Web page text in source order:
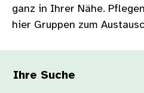
ganz in Ihrer Nähe.
hier Gruppen zum
Ihre Suche